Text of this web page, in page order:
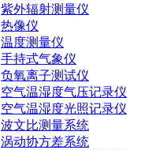
紫外辐射测量仪
热像仪
温度测量仪
手持式气象仪
负氧离子测试仪
空气温湿度气压记录仪
空气温湿度光照记录仪
波文比测量系统
涡动协方差系统